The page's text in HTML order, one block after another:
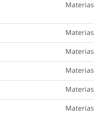
Materias
Materias
Materias
Materias
Materias
Materias